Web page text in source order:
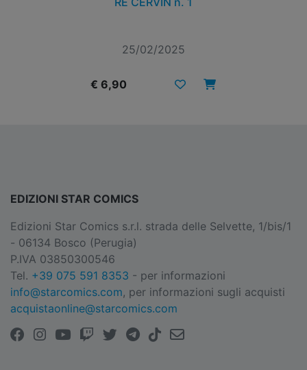
25/02/2025
€ 6,90
EDIZIONI STAR COMICS
Edizioni Star Comics s.r.l. strada delle Selvette, 1/bis/1
- 06134 Bosco (Perugia)
P.IVA 03850300546
Tel. +39 075 591 8353 - per informazioni
info@starcomics.com, per informazioni sugli acquisti
acquistaonline@starcomics.com